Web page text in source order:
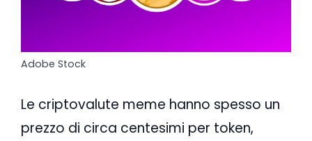
Adobe Stock
Le criptovalute meme hanno spesso un
prezzo di circa centesimi per token,